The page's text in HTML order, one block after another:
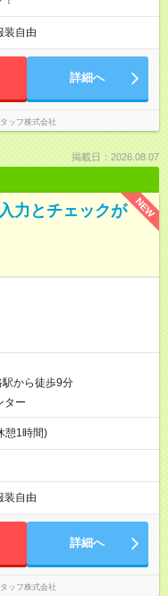
装自由
詳細へ
ッフ株式会社
掲載日：2026.08.07
NEW
力とチェックが
駅から徒歩9分
ター
憩1時間)
装自由
詳細へ
ッフ株式会社